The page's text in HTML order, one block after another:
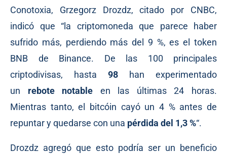
Conotoxia, Grzegorz Drozdz, citado por CNBC,
indicó que “la criptomoneda que parece haber
sufrido más, perdiendo más del 9 %, es el token
BNB de Binance. De las 100 principales
criptodivisas, hasta 98 han experimentado
un rebote notable en las últimas 24 horas.
Mientras tanto, el bitcóin cayó un 4 % antes de
repuntar y quedarse con una pérdida del 1,3 %“.
Drozdz agregó que esto podría ser un beneficio